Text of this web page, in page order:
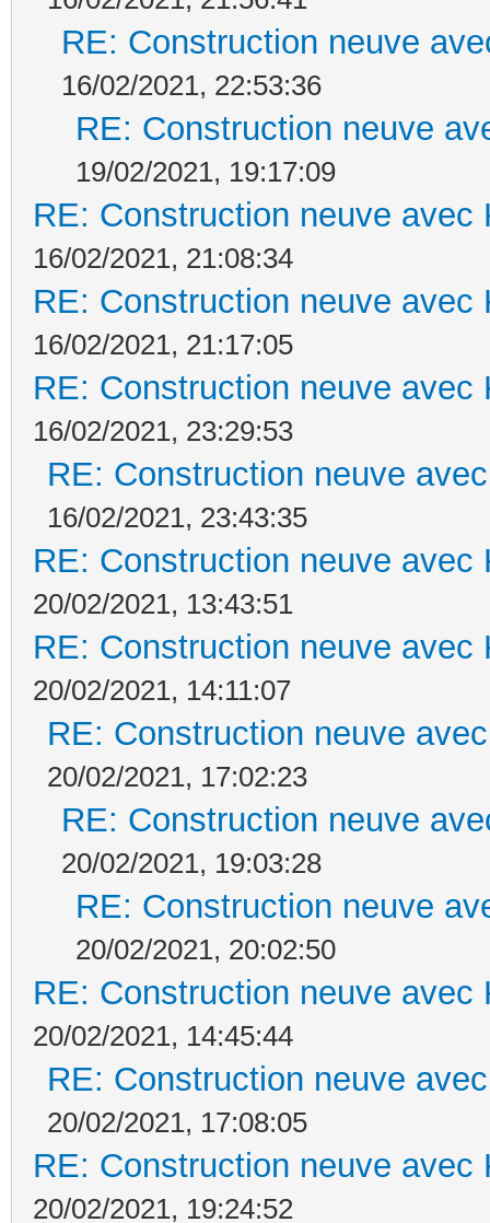
RE: Construction neuve
16/02/2021, 22:53:36
RE: Construction neuve
19/02/2021, 19:17:09
RE: Construction neuve avec
16/02/2021, 21:08:34
RE: Construction neuve avec
16/02/2021, 21:17:05
RE: Construction neuve avec
16/02/2021, 23:29:53
RE: Construction neuve
16/02/2021, 23:43:35
RE: Construction neuve avec
20/02/2021, 13:43:51
RE: Construction neuve avec
20/02/2021, 14:11:07
RE: Construction neuve
20/02/2021, 17:02:23
RE: Construction neuve
20/02/2021, 19:03:28
RE: Construction neuve
20/02/2021, 20:02:50
RE: Construction neuve avec
20/02/2021, 14:45:44
RE: Construction neuve
20/02/2021, 17:08:05
RE: Construction neuve avec
20/02/2021, 19:24:52